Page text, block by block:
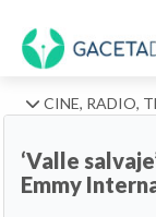
CINE, RADIO,
‘Valle
Emmy